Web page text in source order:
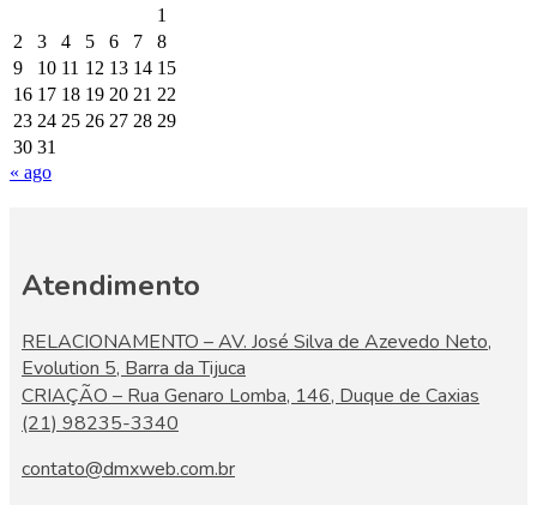
1
2
3 4 5 6 7
8
9
10 11 12 13 14 15
16 17 18 19 20 21 22
23 24 25 26 27 28 29
30 31
« ago
Atendimento
RELACIONAMENTO – AV. José Silva de Azevedo Neto,
Evolution 5, Barra da Tijuca
CRIAÇÃO – Rua Genaro Lomba, 146, Duque de Caxias
(21) 98235-3340
contato@dmxweb.com.br